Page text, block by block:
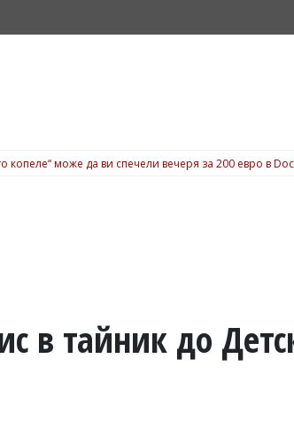
копеле“ може да ви спечели вечеря за 200 евро в
в тайник до